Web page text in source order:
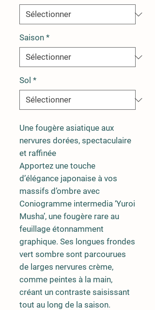
Saison *
Sol *
Une fougère asiatique aux
nervures dorées, spectaculaire
et raffinée
Apportez une touche
d’élégance japonaise à vos
massifs d’ombre avec
Coniogramme intermedia ‘Yuroi
Musha’, une fougère rare au
feuillage étonnamment
graphique. Ses longues frondes
vert sombre sont parcourues
de larges nervures crème,
comme peintes à la main,
créant un contraste saisissant
tout au long de la saison.